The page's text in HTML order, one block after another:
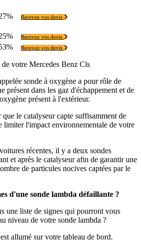
Recevez vos devis
Recevez vos devis
Recevez vos devis
votre Mercedes Benz Cls
sonde à oxygène a pour rôle de
présent dans les gaz d'échappement et de
présent à l'extérieur.
le catalyseur capte suffisamment de
limiter l'impact environnementale de votre
récentes, il y a deux sondes
et après le catalyseur afin de garantir une
de particules nocives captées par le
d'une sonde lambda défaillante ?
une liste de signes qui pourront vous
niveau de votre sonde lambda ?
allumé sur votre tableau de bord.